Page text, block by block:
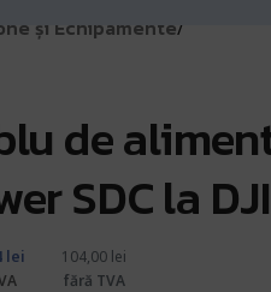
și Echipamente/
de
SDC la
104,00 lei
fără TVA
lei